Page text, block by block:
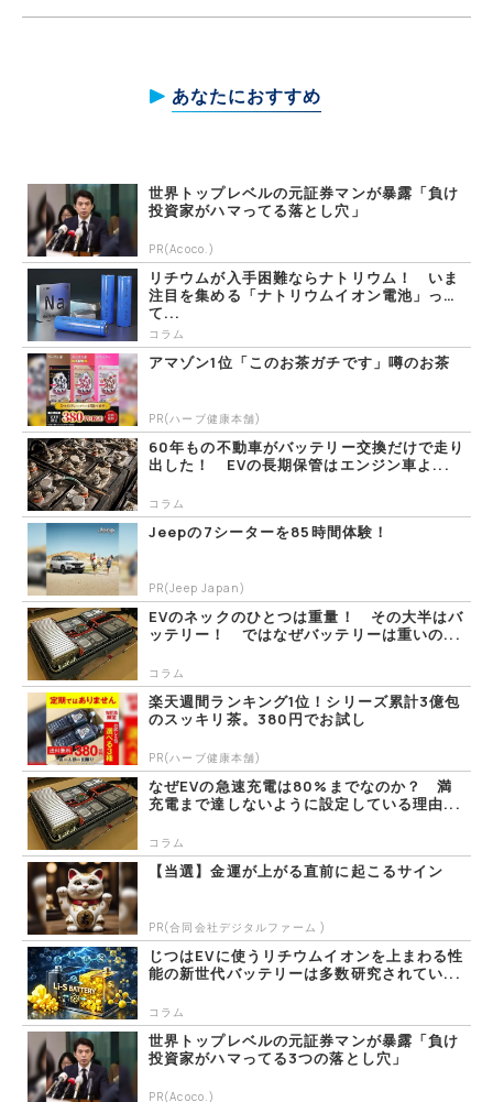
あなたにおすすめ
世界トップレベルの元証券マンが暴露「負け
投資家がハマってる落とし穴」
PR(Acoco.)
リチウムが入手困難ならナトリウム！ いま
注目を集める「ナトリウムイオン電池」っ
て...
コラム
アマゾン1位「このお茶ガチです」噂のお茶
PR(ハーブ健康本舗)
60年もの不動車がバッテリー交換だけで走り
出した！ EVの長期保管はエンジン車よ...
コラム
Jeepの7シーターを85時間体験！
PR(Jeep Japan)
EVのネックのひとつは重量！ その大半はバ
ッテリー！ ではなぜバッテリーは重いの...
コラム
楽天週間ランキング1位！シリーズ累計3億包
のスッキリ茶。380円でお試し
PR(ハーブ健康本舗)
なぜEVの急速充電は80%までなのか？ 満
充電まで達しないように設定している理由...
コラム
【当選】金運が上がる直前に起こるサイン
PR(合同会社デジタルファーム )
じつはEVに使うリチウムイオンを上まわる性
能の新世代バッテリーは多数研究されてい...
コラム
世界トップレベルの元証券マンが暴露「負け
投資家がハマってる3つの落とし穴」
PR(Acoco.)